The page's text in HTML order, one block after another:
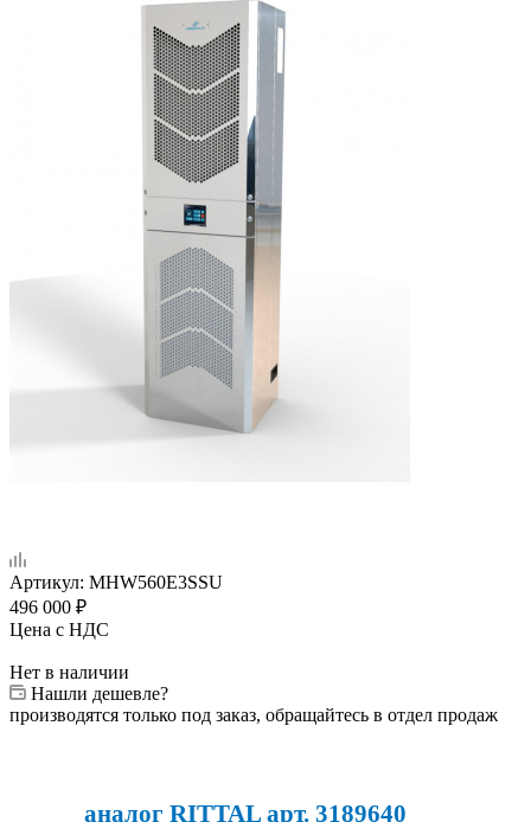
Артикул: MHW560E3SSU
496 000 ₽
Цена с НДС
Нет в наличии
Нашли дешевле?
производятся только под заказ, обращайтесь в отдел продаж
аналог RITTAL арт. 3189640